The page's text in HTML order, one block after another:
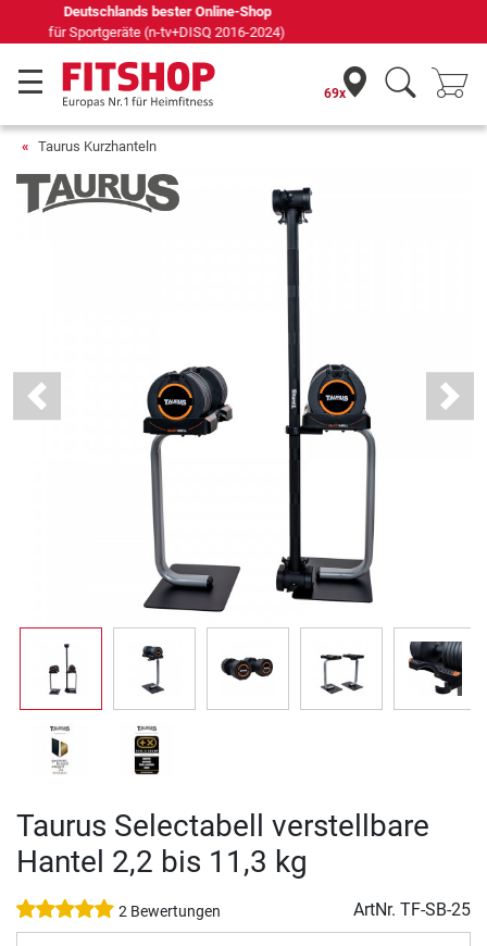
Seit 42 Jahren Ihr Experte für Heimfitness
69x
Taurus Kurzhanteln
Previous Next
Taurus Selectabell verstellbare
Hantel 2,2 bis 11,3 kg
2 Bewertungen ArtNr. TF-SB-25